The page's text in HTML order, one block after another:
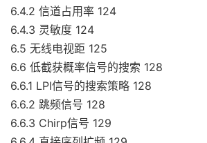
6.4.2 信道占用率 124
6.4.3 灵敏度 124
6.5 无线电视距 125
6.6 低截获概率信号的搜索 128
6.6.1 LPI信号的搜索策略 128
6.6.2 跳频信号 128
6.6.3 Chirp信号 129